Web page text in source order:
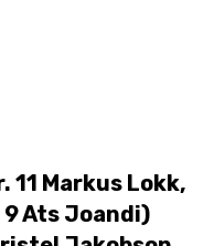
11 Markus Lokk,
9 Ats Joandi)